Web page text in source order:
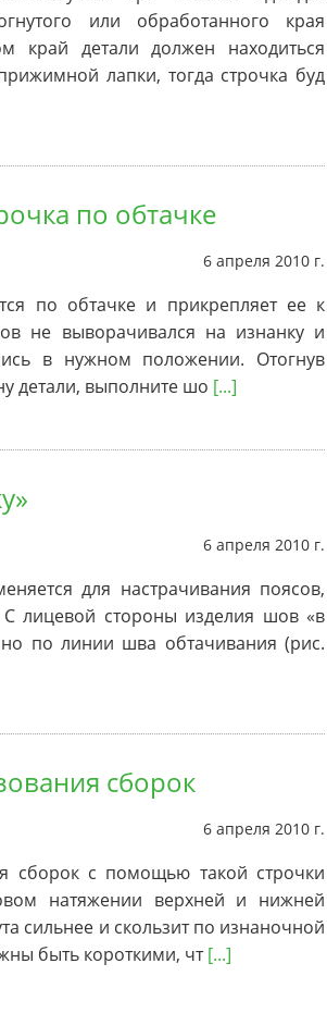
или обработанного края
край детали должен находиться
лапки, тогда строчка буд
по обтачке
6 апреля 2010 г.
по обтачке и прикрепляет ее к
не выворачивался на изнанку и
в нужном положении. Отогнув
детали, выполните шо [...]
6 апреля 2010 г.
для настрачивания поясов,
С лицевой стороны изделия шов «в
по линии шва обтачивания (рис.
сборок
6 апреля 2010 г.
сборок с помощью такой строчки
натяжении верхней и нижней
сильнее и скользит по изнаночной
быть короткими, чт[...]